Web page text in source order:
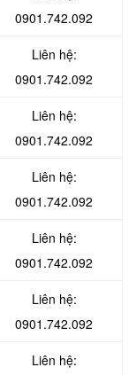
0901.742.092
Liên hệ:
0901.742.092
Liên hệ:
0901.742.092
Liên hệ:
0901.742.092
Liên hệ:
0901.742.092
Liên hệ:
0901.742.092
Liên hệ: